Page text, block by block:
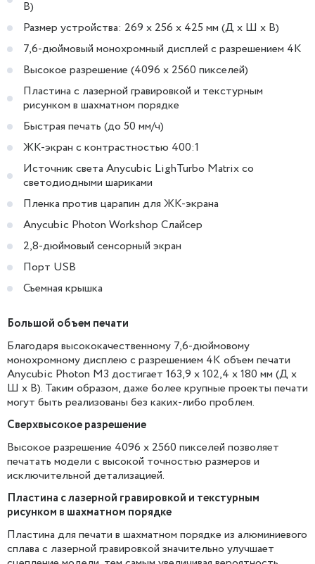
В)
Размер устройства: 269 х 256 х 425 мм (Д х Ш х В)
7,6-дюймовый монохромный дисплей с разрешением 4K
Высокое разрешение (4096 x 2560 пикселей)
Пластина с лазерной гравировкой и текстурным
рисунком в шахматном порядке
Быстрая печать (до 50 мм/ч)
ЖК-экран с контрастностью 400:1
Источник света Anycubic LighTurbo Matrix со
светодиодными шариками
Пленка против царапин для ЖК-экрана
Anycubic Photon Workshop Слайсер
2,8-дюймовый сенсорный экран
Порт USB
Съемная крышка
Большой объем печати
Благодаря высококачественному 7,6-дюймовому
монохромному дисплею с разрешением 4K объем печати
Anycubic Photon M3 достигает 163,9 x 102,4 x 180 мм (Д x
Ш x В). Таким образом, даже более крупные проекты печати
могут быть реализованы без каких-либо проблем.
Сверхвысокое разрешение
Высокое разрешение 4096 x 2560 пикселей позволяет
печатать модели с высокой точностью размеров и
исключительной детализацией.
Пластина с лазерной гравировкой и текстурным
рисунком в шахматном порядке
Пластина для печати в шахматном порядке из алюминиевого
сплава с лазерной гравировкой значительно улучшает